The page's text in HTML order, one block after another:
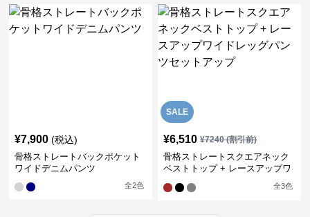
¥7,900 (税込)
骨格ストレートバックポケット
ワイドデニムパンツ
全2色
SALE
¥6,510 ¥7240(割引前)
骨格ストレートスクエアネック
ベストトップ + レースアップワ
イドレッグパンツセットアップ
全3色